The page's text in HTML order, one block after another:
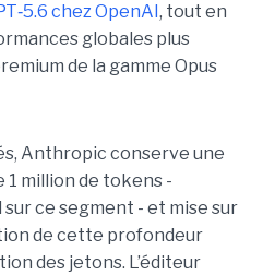
‑5.6 chez OpenAI , tout en
globales plus
de la gamme Opus
Anthropic conserve une
million de tokens -
sur ce segment - et mise sur
de cette profondeur
des jetons. L’éditeur